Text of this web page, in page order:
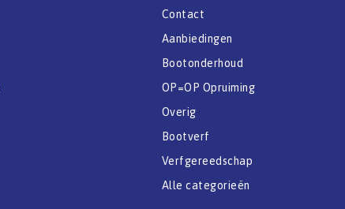
Contact
Aanbiedingen
Bootonderhoud
OP=OP Opruiming
Overig
Bootverf
Verfgereedschap
Alle categorieën